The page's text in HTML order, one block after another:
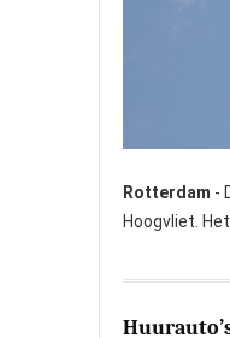
Rotterdam -
Hoogvliet.